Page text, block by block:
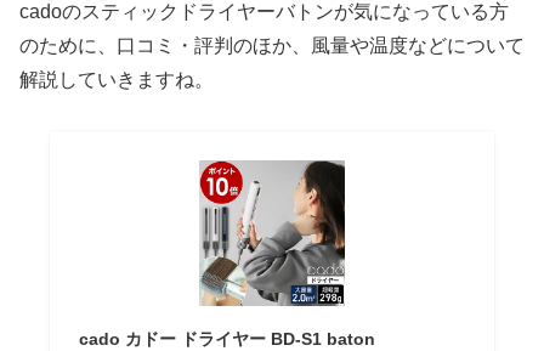
cadoのスティックドライヤーバトンが気になっている方
のために、口コミ・評判のほか、風量や温度などについて
解説していきますね。
cado カドー ドライヤー BD-S1 baton